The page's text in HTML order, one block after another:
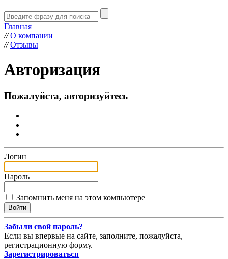
Главная
// О компании
// Отзывы
Авторизация
Пожалуйста, авторизуйтесь
Логин
Пароль
Запомнить меня на этом компьютере
Забыли свой пароль?
Если вы впервые на сайте, заполните, пожалуйста,
регистрационную форму.
Зарегистрироваться